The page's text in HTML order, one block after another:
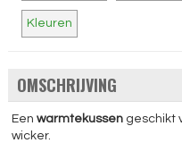
Kleuren
OMSCHRIJVING
Eenwarmtekussen geschikt
wicker.